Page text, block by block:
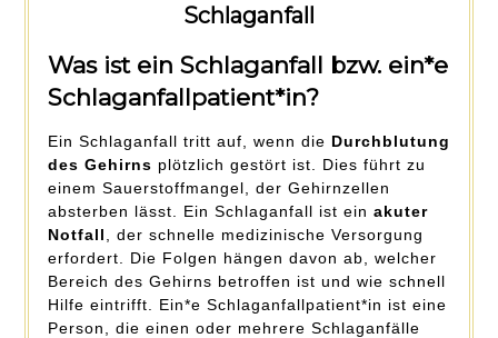
Schlaganfall
Was ist ein Schlaganfall bzw. ein*e
Schlaganfallpatient*in?
Ein Schlaganfall tritt auf, wenn die Durchblutung
des Gehirns plötzlich gestört ist. Dies führt zu
einem Sauerstoffmangel, der Gehirnzellen
absterben lässt. Ein Schlaganfall ist ein akuter
Notfall , der schnelle medizinische Versorgung
erfordert. Die Folgen hängen davon ab, welcher
Bereich des Gehirns betroffen ist und wie schnell
Hilfe eintrifft. Ein*e Schlaganfallpatient*in ist eine
Person, die einen oder mehrere Schlaganfälle